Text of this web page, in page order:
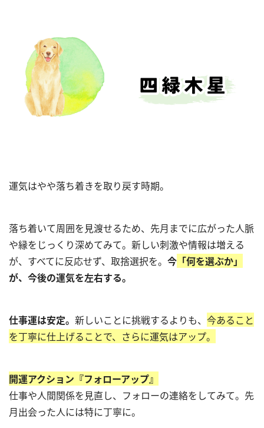
運気はやや落ち着きを取り戻す時期。
落ち着いて周囲を見渡せるため、先月までに広がった人脈
や縁をじっくり深めてみて。新しい刺激や情報は増える
が、すべてに反応せず、取捨選択を。 今 「何を選ぶか」
が、今後の運気を左右する。
仕事運は安定。 新しいことに挑戦するよりも、 今あること
を丁寧に仕上げることで、さらに運気はアップ。
開運アクション『フォローアップ』
仕事や人間関係を見直し、フォローの連絡をしてみて。先
月出会った人には特に丁寧に。